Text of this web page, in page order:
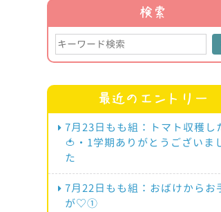
検索
最近のエントリー
7月23日もも組：トマト収穫し
🍅・1学期ありがとうございま
た
7月22日もも組：おばけからお
が♡①